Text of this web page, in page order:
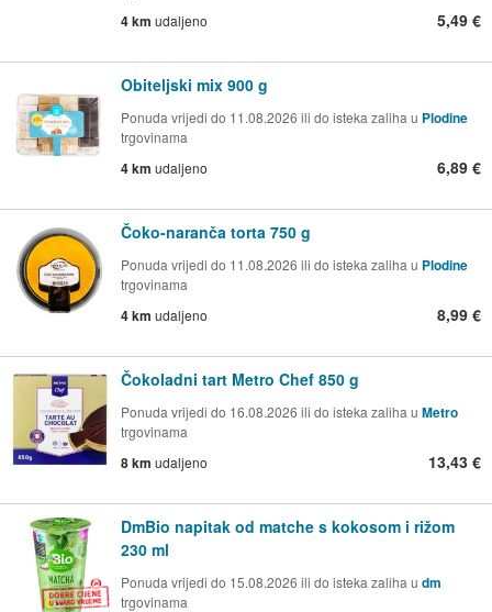
4 km udaljeno 5,49 €
Obiteljski mix 900 g
Ponuda vrijedi do 11.08.2026 ili do isteka zaliha u Plodine
trgovinama
4 km udaljeno 6,89 €
Čoko-naranča torta 750 g
Ponuda vrijedi do 11.08.2026 ili do isteka zaliha u Plodine
trgovinama
4 km udaljeno 8,99 €
Čokoladni tart Metro Chef 850 g
Ponuda vrijedi do 16.08.2026 ili do isteka zaliha u Metro
trgovinama
8 km udaljeno 13,43 €
DmBio napitak od matche s kokosom i rižom
230 ml
Ponuda vrijedi do 15.08.2026 ili do isteka zaliha u dm
trgovinama